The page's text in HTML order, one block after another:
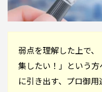
弱点を理解した上で
集したい！」という
に引き出す、プロ御用